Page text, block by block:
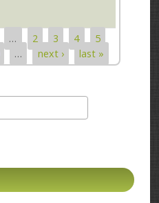
… 2 3 4
5
… next › last »